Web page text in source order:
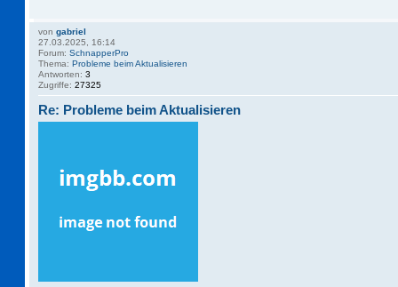
von gabriel
27.03.2025, 16:14
Forum: SchnapperPro
Thema: Probleme beim Aktualisieren
Antworten: 3
Zugriffe: 27325
Re: Probleme beim Aktualisieren